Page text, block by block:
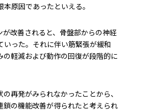
原因であったといえる。
改善されると、骨盤部からの神経
った。それに伴い筋緊張が緩和
軽減および動作の回復が段階的に
再発がみられなかったことから、
の機能改善が得られたと考えられ